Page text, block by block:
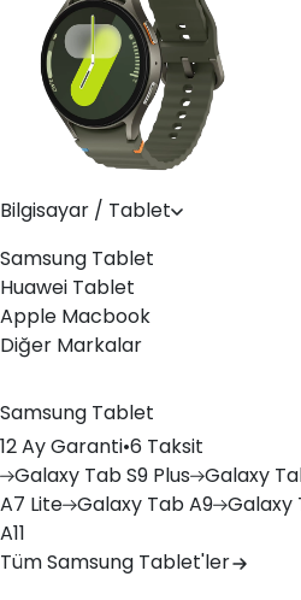
Bilgisayar / Tablet
Samsung Tablet
Huawei Tablet
Apple Macbook
Diğer Markalar
Samsung Tablet
12 Ay Garanti•6 Taksit
Galaxy Tab S9 Plus Galaxy
A7 Lite Galaxy Tab A9 Galaxy
A11
Tüm Samsung Tablet'ler